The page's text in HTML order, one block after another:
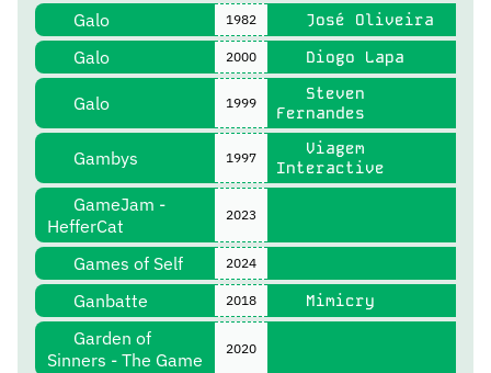
Galo 1982 José Oliveira
Galo 2000 Diogo Lapa
Galo 1999
Steven
Fernandes
Gambys 1997
Viagem
Interactive
GameJam -
HefferCat
2023
Games of Self 2024
Ganbatte 2018 Mimicry
Garden of
Sinners - The Game
2020